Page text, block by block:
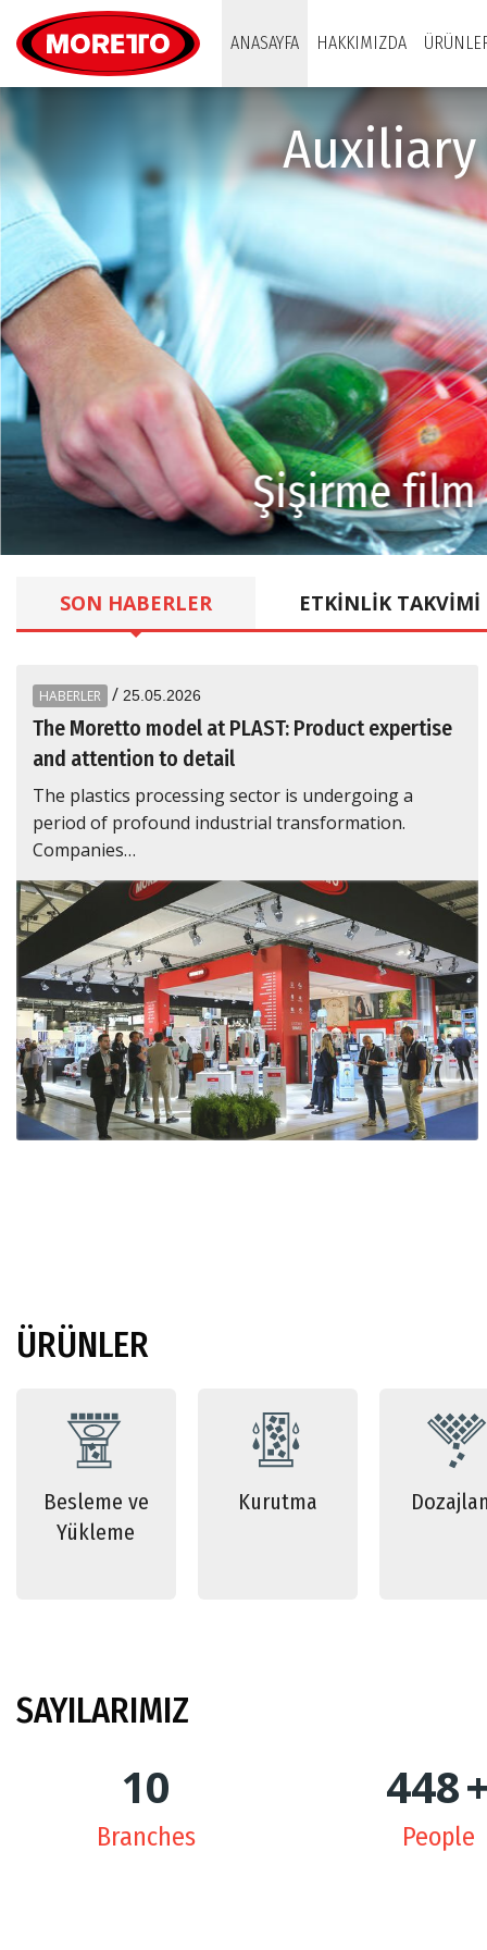
ANASAYFA
HAKKIMIZDA
Şişirme film
SON HABERLER ETKINLIK TAKVIMI
HABERLER / 25.05.2026
The Moretto model at PLAST: Product expertise
and attention to detail
The plastics processing sector is undergoing a
period of profound industrial transformation.
Companies…
ÜRÜNLER
Besleme ve
Yükleme
Kurutma
SAYILARIMIZ
10
Branches
450+
People